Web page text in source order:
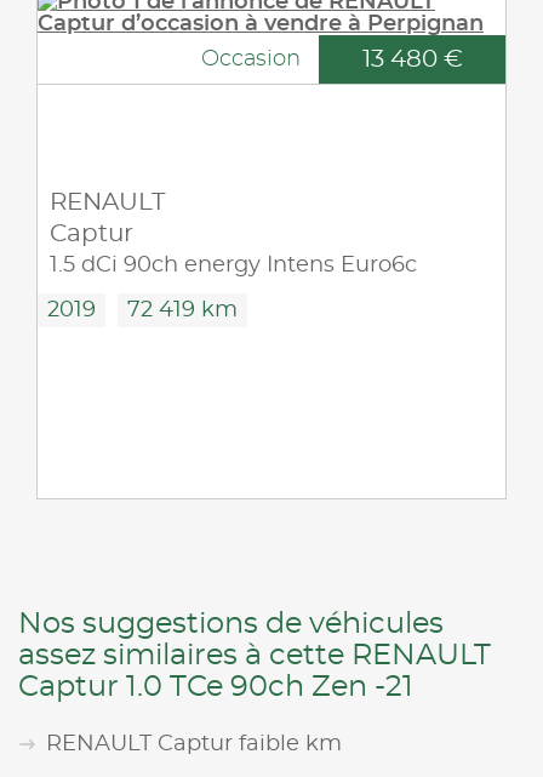
Occasion 13 480 €
RENAULT
Captur
1.5 dCi 90ch energy Intens Euro6c
2019 72 419 km
Nos suggestions de véhicules
assez similaires à cette RENAULT
Captur 1.0 TCe 90ch Zen -21
RENAULT Captur faible km